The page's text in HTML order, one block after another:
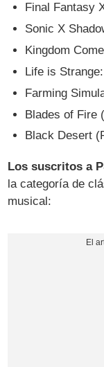
Final Fantasy
Sonic X
Kingdom
Life is
Farming
Blades of Fire
Black Desert
Los suscritos a
la categoría de
musical: